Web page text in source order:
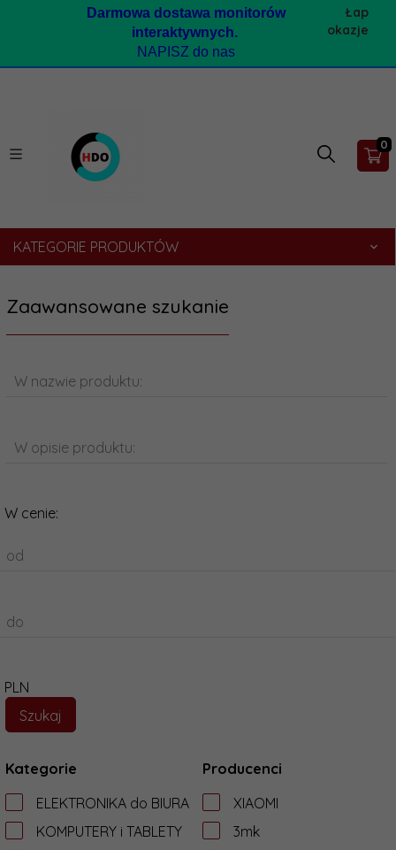
Darmowa dostawa monitorów
interaktywnych.
NAPISZ do nas
Łap
okazje
0
KATEGORIE PRODUKTÓW
Zaawansowane szukanie
W nazwie produktu:
W opisie produktu:
W cenie:
od
do
PLN
Kategorie
ELEKTRONIKA do BIURA
KOMPUTERY i TABLETY
Producenci
XIAOMI
3mk